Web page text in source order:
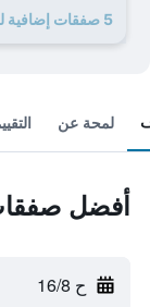
5 صفقات إضافية لـ فندق الأميرة أورتاكوي
لمحة عن
أفضل
ح 16/8